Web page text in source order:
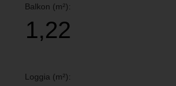
Balkon (m²):
1,22
Loggia (m²):